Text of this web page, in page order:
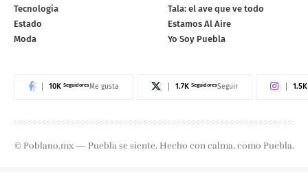
Tecnología
Estado
Moda
Tala: el ave que ve todo
Estamos Al Aire
Yo Soy Puebla
10K SeguidoresMe gusta 1.7K SeguidoresSeguir 1.5K
© Poblano.mx — Puebla se siente. Hecho con calma, como Puebla.